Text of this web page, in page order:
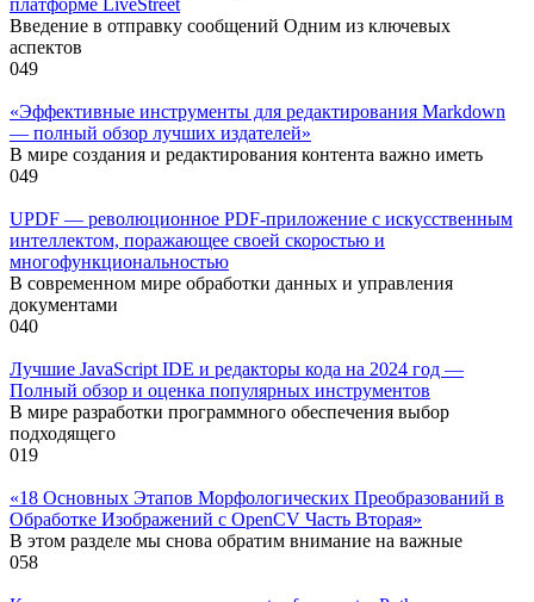
платформе LiveStreet
Введение в отправку сообщений Одним из ключевых
аспектов
049
«Эффективные инструменты для редактирования Markdown
— полный обзор лучших издателей»
В мире создания и редактирования контента важно иметь
049
UPDF — революционное PDF-приложение с искусственным
интеллектом, поражающее своей скоростью и
многофункциональностью
В современном мире обработки данных и управления
документами
040
Лучшие JavaScript IDE и редакторы кода на 2024 год —
Полный обзор и оценка популярных инструментов
В мире разработки программного обеспечения выбор
подходящего
019
«18 Основных Этапов Морфологических Преобразований в
Обработке Изображений с OpenCV Часть Вторая»
В этом разделе мы снова обратим внимание на важные
058